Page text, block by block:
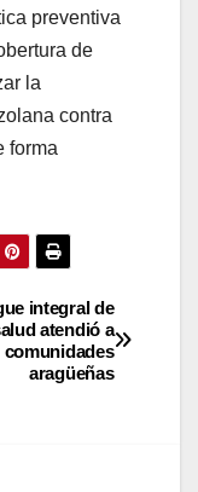
preventiva
de
la
contra
forma
integral de
atendió a
comunidades
aragüeñas